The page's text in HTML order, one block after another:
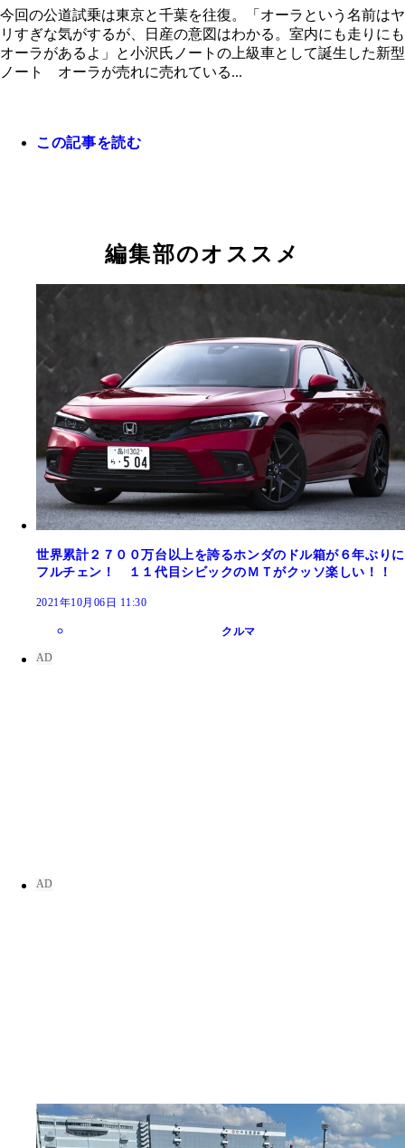
ザイン。小さなＶモーションと薄型ＬＥＤヘッド
を採用。上級感のある顔面だ
今回の公道試乗は東京と千葉を往復。「オーラという名前はヤ
リすぎな気がするが、日産の意図はわかる。室内にも走りにも
オーラがあるよ」と小沢氏ノートの上級車として誕生した新型
ノート オーラが売れに売れている...
この記事を読む
編集部のオススメ
世界累計２７００万台以上を誇るホンダのドル箱が６年ぶりに
フルチェン！ １１代目シビックのＭＴがクッソ楽しい！！
2021年10月06日 11:30
クルマ